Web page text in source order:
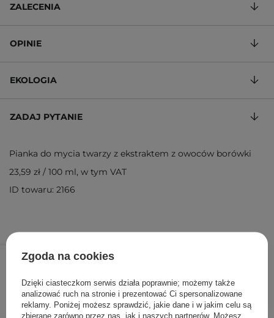
34,20 zł 38,00 zł
DODAJ DO KOSZYKA
ZALECENIA
OPINIE
EKOLOGIA
ZADAJ PYTANIE
Pianka do mycia twarzy z ekstraktem z owoców borówki
23,59 zł / 100 ml, w tym VAT
ID towaru: 2166
Zgoda na cookies
Dzięki ciasteczkom serwis działa poprawnie; możemy także
analizować ruch na stronie i prezentować Ci spersonalizowane
reklamy. Poniżej możesz sprawdzić, jakie dane i w jakim celu są
zbierane zarówno przez nas, jak i naszych partnerów. Możesz